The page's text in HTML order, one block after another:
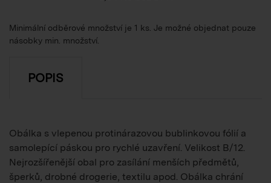
Minimální odběrové množství je 1 ks. Je možné objednat pouze
násobky min. množství.
POPIS
Obálka s vlepenou protinárazovou bublinkovou fólií a
samolepící páskou pro rychlé uzavření. Velikost B/12.
Nejrozšířenější obal pro zasílání menších předmětů,
šperků, drobné drogerie, textilu apod. Obálka chrání